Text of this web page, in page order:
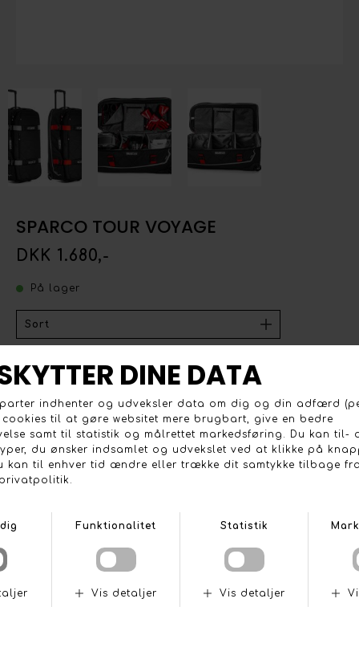
SPARCO TOUR VOYAGE
DKK 1.680,-
På lager
Kæmpe rejsetaske med trolleyhjul og håndtag. Rum til
hjelm og udstyr. Oceaner af plads!
Dimension:H40 x L84 x P38
Vægt:
4.7kg
Volume:
ANDRE KØBTE OGSÅ